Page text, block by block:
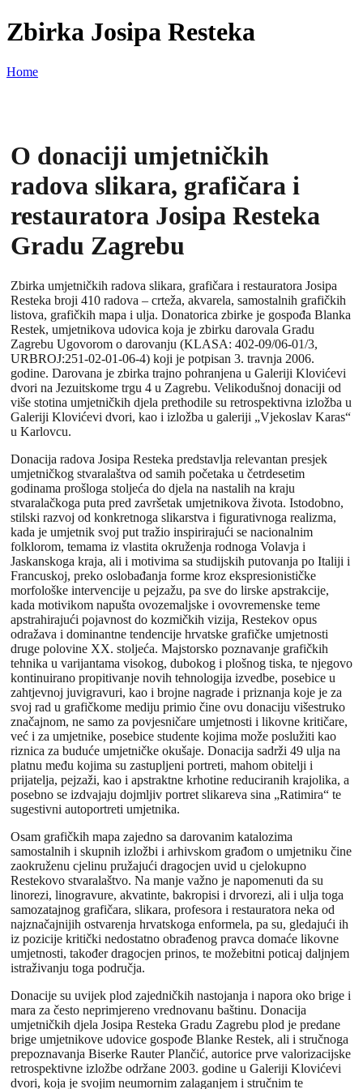
Zbirka Josipa Resteka
Home
O donaciji umjetničkih
radova slikara, grafičara i
restauratora Josipa Resteka
Gradu Zagrebu
Zbirka umjetničkih radova slikara, grafičara i restauratora Josipa
Resteka broji 410 radova – crteža, akvarela, samostalnih grafičkih
listova, grafičkih mapa i ulja. Donatorica zbirke je gospođa Blanka
Restek, umjetnikova udovica koja je zbirku darovala Gradu
Zagrebu Ugovorom o darovanju (KLASA: 402-09/06-01/3,
URBROJ:251-02-01-06-4) koji je potpisan 3. travnja 2006.
godine. Darovana je zbirka trajno pohranjena u Galeriji Klovićevi
dvori na Jezuitskome trgu 4 u Zagrebu. Velikodušnoj donaciji od
više stotina umjetničkih djela prethodile su retrospektivna izložba u
Galeriji Klovićevi dvori, kao i izložba u galeriji „Vjekoslav Karas“
u Karlovcu.
Donacija radova Josipa Resteka predstavlja relevantan presjek
umjetničkog stvaralaštva od samih početaka u četrdesetim
godinama prošloga stoljeća do djela na nastalih na kraju
stvaralačkoga puta pred završetak umjetnikova života. Istodobno,
stilski razvoj od konkretnoga slikarstva i figurativnoga realizma,
kada je umjetnik svoj put tražio inspirirajući se nacionalnim
folklorom, temama iz vlastita okruženja rodnoga Volavja i
Jaskanskoga kraja, ali i motivima sa studijskih putovanja po Italiji i
Francuskoj, preko oslobađanja forme kroz ekspresionističke
morfološke intervencije u pejzažu, pa sve do lirske apstrakcije,
kada motivikom napušta ovozemaljske i ovovremenske teme
apstrahirajući pojavnost do kozmičkih vizija, Restekov opus
odražava i dominantne tendencije hrvatske grafičke umjetnosti
druge polovine XX. stoljeća. Majstorsko poznavanje grafičkih
tehnika u varijantama visokog, dubokog i plošnog tiska, te njegovo
kontinuirano propitivanje novih tehnologija izvedbe, posebice u
zahtjevnoj juvigravuri, kao i brojne nagrade i priznanja koje je za
svoj rad u grafičkome mediju primio čine ovu donaciju višestruko
značajnom, ne samo za povjesničare umjetnosti i likovne kritičare,
već i za umjetnike, posebice studente kojima može poslužiti kao
riznica za buduće umjetničke okušaje. Donacija sadrži 49 ulja na
platnu među kojima su zastupljeni portreti, mahom obitelji i
prijatelja, pejzaži, kao i apstraktne krhotine reduciranih krajolika, a
posebno se izdvajaju dojmljiv portret slikareva sina „Ratimira“ te
sugestivni autoportreti umjetnika.
Osam grafičkih mapa zajedno sa darovanim katalozima
samostalnih i skupnih izložbi i arhivskom građom o umjetniku čine
zaokruženu cjelinu pružajući dragocjen uvid u cjelokupno
Restekovo stvaralaštvo. Na manje važno je napomenuti da su
linorezi, linogravure, akvatinte, bakropisi i drvorezi, ali i ulja toga
samozatajnog grafičara, slikara, profesora i restauratora neka od
najznačajnijih ostvarenja hrvatskoga enformela, pa su, gledajući ih
iz pozicije kritički nedostatno obrađenog pravca domaće likovne
umjetnosti, također dragocjen prinos, te možebitni poticaj daljnjem
istraživanju toga područja.
Donacije su uvijek plod zajedničkih nastojanja i napora oko brige i
mara za često neprimjereno vrednovanu baštinu. Donacija
umjetničkih djela Josipa Resteka Gradu Zagrebu plod je predane
brige umjetnikove udovice gospođe Blanke Restek, ali i stručnoga
prepoznavanja Biserke Rauter Plančić, autorice prve valorizacijske
retrospektivne izložbe održane 2003. godine u Galeriji Klovićevi
dvori, koja je svojim neumornim zalaganjem i stručnim te